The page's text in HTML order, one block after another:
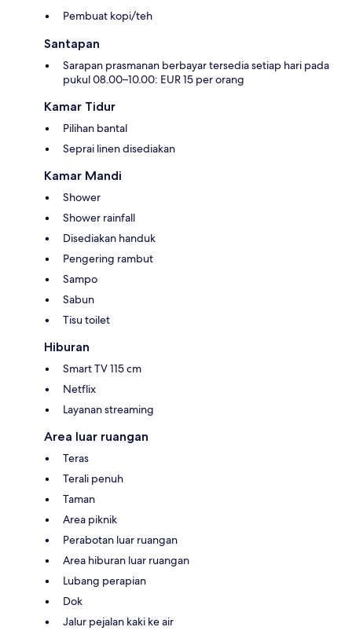
Pembuat kopi/teh
Santapan
Sarapan prasmanan berbayar tersedia setiap hari pada
pukul 08.00–10.00: EUR 15 per orang
Kamar Tidur
Pilihan bantal
Seprai linen disediakan
Kamar Mandi
Shower
Shower rainfall
Disediakan handuk
Pengering rambut
Sampo
Sabun
Tisu toilet
Hiburan
Smart TV 115 cm
Netflix
Layanan streaming
Area luar ruangan
Teras
Terali penuh
Taman
Area piknik
Perabotan luar ruangan
Area hiburan luar ruangan
Lubang perapian
Dok
Jalur pejalan kaki ke air